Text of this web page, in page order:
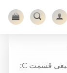
سایر الگوها
قسمت A: چرم طبیعی قسمت B: چرم طبیعی قسمت C: